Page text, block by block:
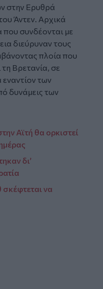
στην Ερυθρά
Άντεν. Αρχικά
που συνδέονται με
διεύρυναν τους
πλοία που
Βρετανία, σε
των
δυνάμεις των
Αϊτή θα ορκιστεί
δι’
να